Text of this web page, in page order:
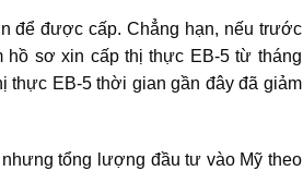
để được cấp. Chẳng hạn, nếu trước
sơ xin cấp thị thực EB-5 từ tháng
thực EB-5 thời gian gần đây đã giảm
tổng lượng đầu tư vào Mỹ theo